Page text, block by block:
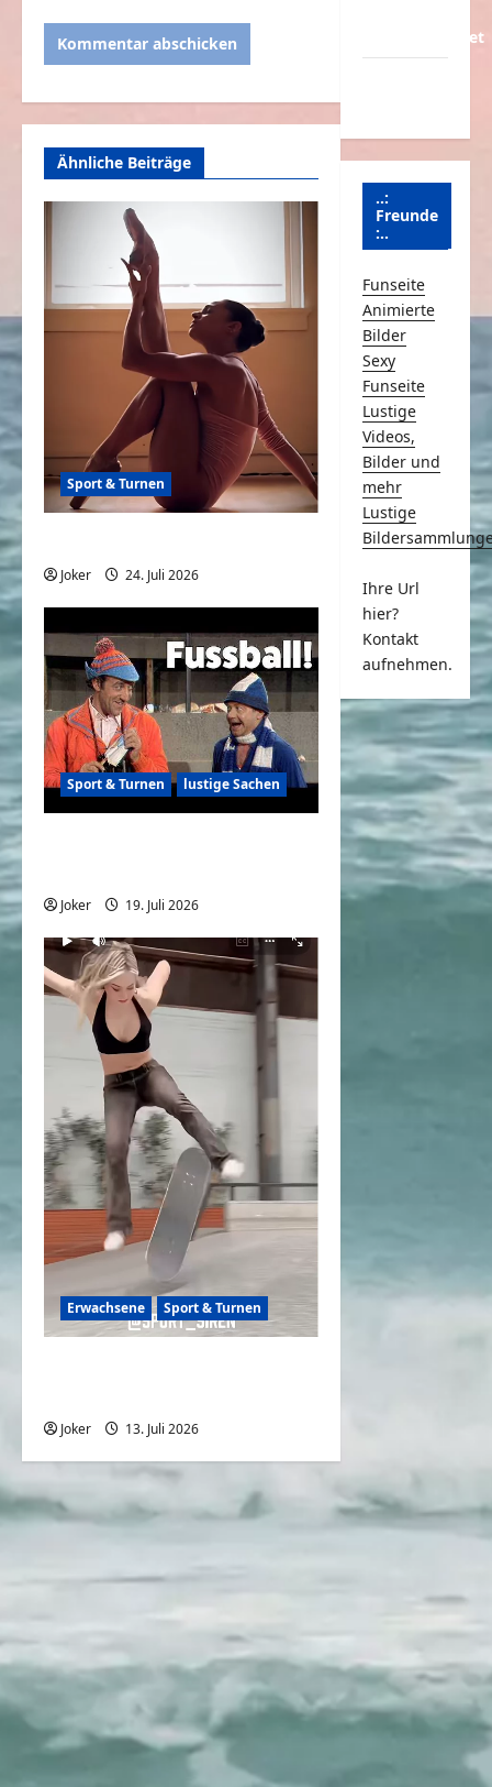
Ähnliche Beiträge
Sport & Turnen
Joker 24. Juli 2026
Sport & Turnen lustige Sachen
Joker 19. Juli 2026
Erwachsene Sport & Turnen
Joker 13. Juli 2026
Schmunzeln.net
..:
Freunde
:..
Funseite
Animierte
Bilder
Sexy
Funseite
Lustige
Videos,
Bilder und
mehr
Lustige
Ihre Url
hier?
Kontakt
aufnehmen.